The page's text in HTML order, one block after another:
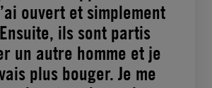
ouvert et simplement
ils sont partis
un autre homme et je
plus bouger. Je me